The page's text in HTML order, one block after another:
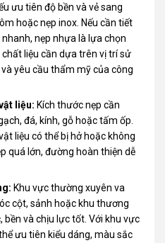
ưu tiên độ bền và vẻ sang
hoặc nẹp inox. Nếu cần tiết
nẹp nhựa là lựa chọn
liệu cần dựa trên vị trí sử
yêu cầu thẩm mỹ của công
liệu: Kích thước nẹp cần
đá, kính, gỗ hoặc tấm ốp.
liệu có thể bị hở hoặc không
quá lớn, đường hoàn thiện dễ
Khu vực thường xuyên va
cột, sảnh hoặc khu thương
bền và chịu lực tốt. Với khu vực
ưu tiên kiểu dáng, màu sắc